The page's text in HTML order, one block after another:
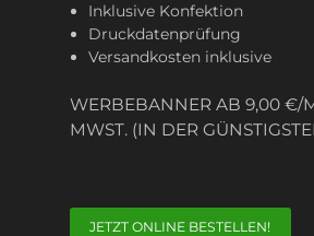
Inklusive Konfektion
Druckdatenprüfung
Versandkosten inklusive
WERBEBANNER AB 9,00 €/
MWST. (IN DER
JETZT ONLINE BESTELLEN!